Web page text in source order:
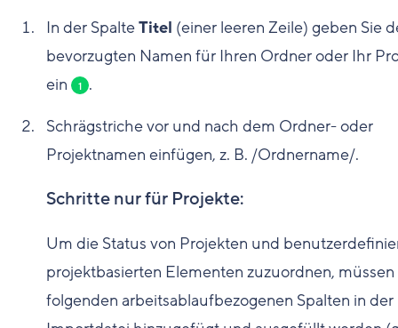
In der SpalteTitel (einer leeren Zeile) geben Sie
bevorzugten Namen für Ihren Ordner oder Ihr
ein
1 .
Schrägstriche vor und nach dem Ordner- oder
Projektnamen einfügen, z. B. /Ordnername/.
Schritte nur für Projekte:
Um die Status von Projekten und
projektbasierten Elementen zuzuordnen, müssen
folgenden arbeitsablaufbezogenen Spalten in der